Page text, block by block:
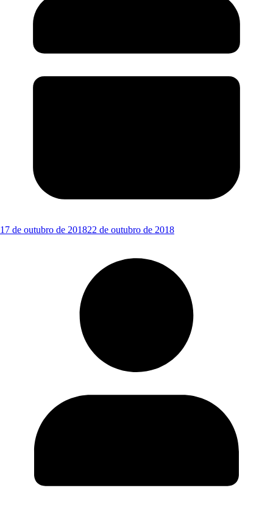
17 de outubro de 201822 de outubro de 2018